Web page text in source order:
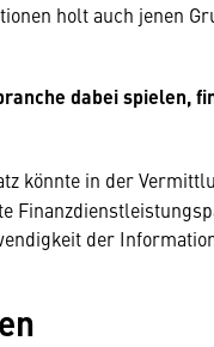
holt auch jenen
dabei spielen,
könnte in der
der